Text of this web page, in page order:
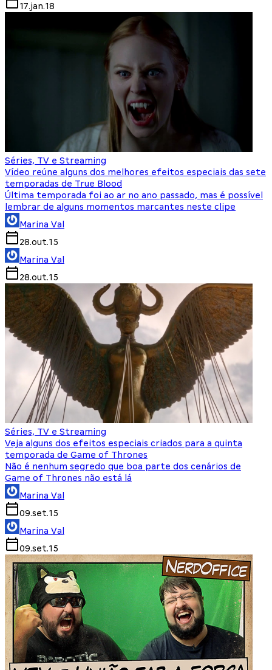
17.jan.18
Séries, TV e Streaming
Vídeo reúne alguns dos melhores efeitos especiais das sete
temporadas de True Blood
Última temporada foi ao ar no ano passado, mas é possível
lembrar de alguns momentos marcantes neste clipe
Marina Val
28.out.15
Marina Val
28.out.15
Séries, TV e Streaming
Veja alguns dos efeitos especiais criados para a quinta
temporada de Game of Thrones
Não é nenhum segredo que boa parte dos cenários de
Game of Thrones não está lá
Marina Val
09.set.15
Marina Val
09.set.15